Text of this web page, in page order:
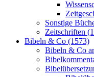
Sonstige
Zeitschriften
Bibeln & Co (1573)
Bibeln & Co